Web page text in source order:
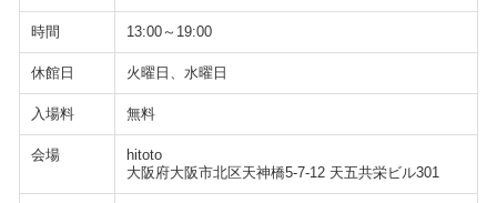
時間 13:00～19:00
休館日 火曜日、水曜日
入場料 無料
会場
hitoto
大阪府大阪市北区天神橋5-7-12 天五共栄ビル301